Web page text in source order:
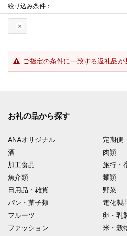
絞り込み条件：
ご指定の条件に一致する返礼品が
お礼の品から探す
ANAオリジナル
定期便
酒
肉類
加工食品
旅行・
魚介類
麺類
日用品・雑貨
野菜
パン・菓子類
電化製
フルーツ
卵・乳
ファッション
米・穀